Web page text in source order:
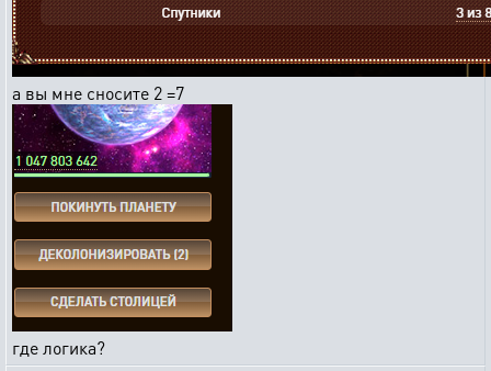
а вы мне сносите 2 =7
где логика?